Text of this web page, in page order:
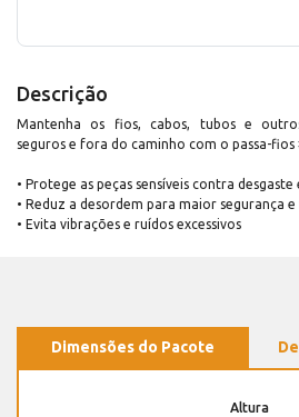
Descrição
Mantenha os fios, cabos, tubos e
seguros e fora do caminho com o passa-fios
• Protege as peças sensíveis contra
• Reduz a desordem para maior segurança
• Evita vibrações e ruídos excessivos
Dimensões do Pacote
Altura